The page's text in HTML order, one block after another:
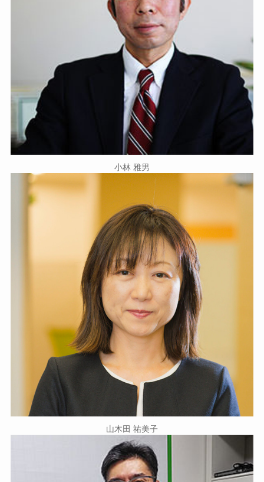
小林 雅男
山木田 祐美子